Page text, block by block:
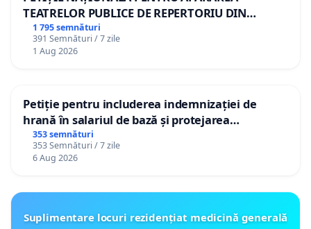
TEATRELOR PUBLICE DE REPERTORIU DIN
ROMÂNIA
1 795 semnături
391 Semnături / 7 zile
1 Aug 2026
Petiție pentru includerea indemnizației de
hrană în salariul de bază și protejarea
gradațiilor de vechime pentru asistenții
personali
353 semnături
353 Semnături / 7 zile
6 Aug 2026
Suplimentare locuri rezidențiat medicină generală